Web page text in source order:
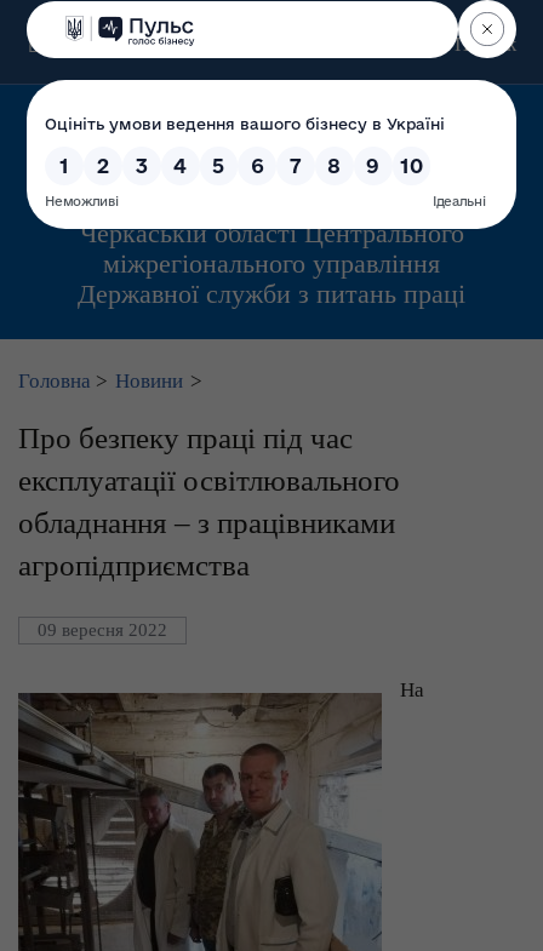
Пошук
Управління інспекційної діяльності у
Черкаській області Центрального
міжрегіонального управління
Державної служби з питань праці
Головна > Новини >
Про безпеку праці під час
експлуатації освітлювального
обладнання – з працівниками
агропідприємства
09 вересня 2022
На